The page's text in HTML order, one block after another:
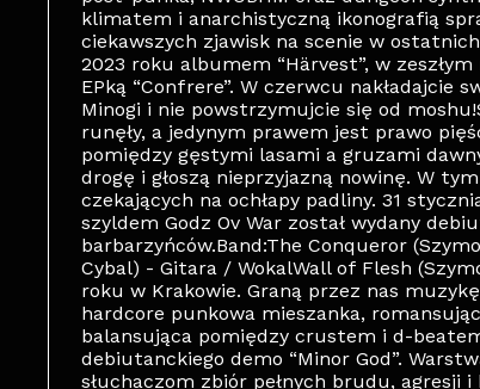
klimatem i anarchistyczną ikonografią
ciekawszych zjawisk na scenie w
2023 roku albumem “Härvest”, w
EPką “Confrere”. W czerwcu nakładajcie
Minogi i nie powstrzymujcie się od
runęły, a jedynym prawem jest prawo
pomiędzy gęstymi lasami a gruzami
drogę i głoszą nieprzyjazną nowinę. W
czekających na ochłapy padliny. 31
szyldem Godz Ov War został wydany
barbarzyńców.Band:The Conqueror
Cybal) - Gitara / WokalWall of Flesh
roku w Krakowie. Graną przez nas
hardcore punkowa mieszanka,
balansująca pomiędzy crustem i d-
debiutanckiego demo “Minor God”.
słuchaczom zbiór pełnych brudu,